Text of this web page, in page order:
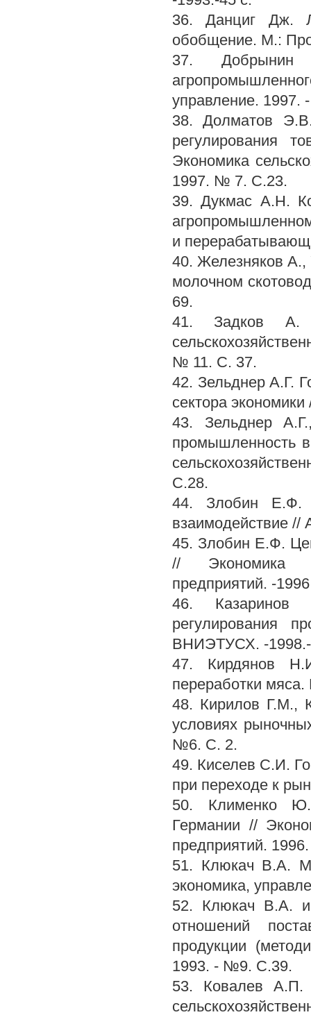
36. Данциг Дж.
обобщение. М.:
37.
управление.
38. Долматов
регулирования
Экономика
1997. № 7. С.23.
39. Дукмас А.Н.
и
40. Железняков А.,
молочном
69.
41. Задков А.
№ 11. С. 37.
42. Зельднер А.Г.
сектора
43. Зельднер
промышленность
С.28.
44. Злобин Е.Ф.
взаимодействие
45. Злобин Е.Ф.
// Экономика
предприятий. -
46. Казаринов
регулирования
ВНИЭТУСХ. -1998.-
47. Кирдянов
переработки
48. Кирилов Г.М.,
условиях
№6. С. 2.
49. Киселев С.И.
при переходе к
50. Клименко
Германии //
предприятий.
51. Клюкач В.А.
экономика,
52. Клюкач В.А. и
отношений
продукции
1993. - №9. С.39.
53. Ковалев А.П.